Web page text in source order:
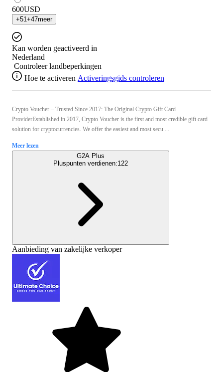
600USD
+51 +47meer
Kan worden geactiveerd in
Nederland
Controleer landbeperkingen
Hoe te activeren Activeringsgids controleren
Crypto Voucher – Trusted Since 2017: The Original Crypto Gift Card
ProviderEstablished in 2017, Crypto Voucher is the first and most credible gift card
solution for cryptocurrencies. We offer the easiest and most secu ...
Meer lezen
G2A Plus
Pluspunten verdienen:122
Aanbieding van zakelijke verkoper